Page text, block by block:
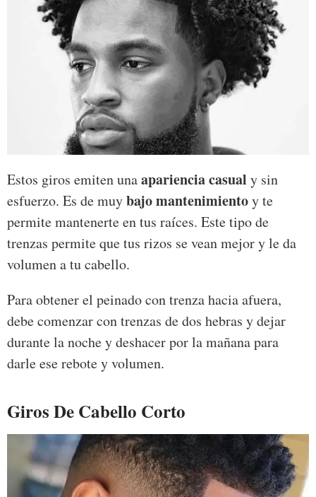
Estos giros emiten unaapariencia casual y sin
esfuerzo. Es de muybajo mantenimientoy te
permite mantenerte en tus raíces. Este tipo de
trenzas permite que tus rizos se vean mejor y le da
volumen a tu cabello.
Para obtener el peinado con trenza hacia afuera,
debe comenzar con trenzas de dos hebras y dejar
durante la noche y deshacer por la mañana para
darle ese rebote y volumen.
Giros De Cabello Corto